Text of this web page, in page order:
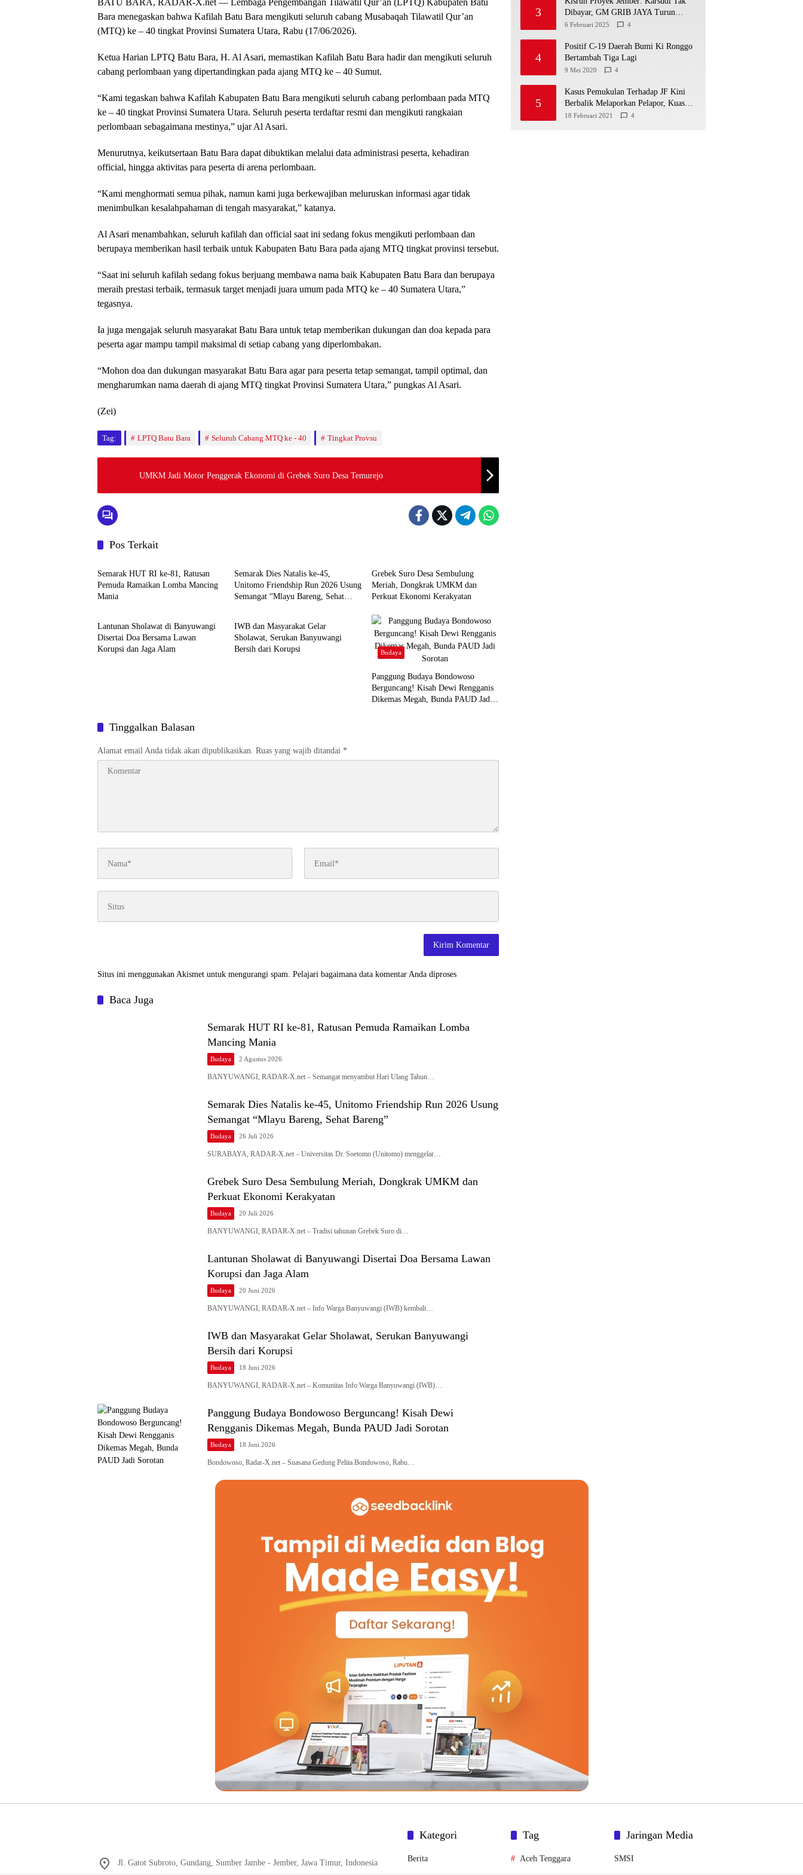
BATU BARA, RADAR-X.net — Lembaga Pengembangan Tilawatil Qur’an (LPTQ) Kabupaten Batu
Bara menegaskan bahwa Kafilah Batu Bara mengikuti seluruh cabang Musabaqah Tilawatil Qur’an
(MTQ) ke – 40 tingkat Provinsi Sumatera Utara, Rabu (17/06/2026).
Ketua Harian LPTQ Batu Bara, H. Al Asari, memastikan Kafilah Batu Bara hadir dan mengikuti seluruh
cabang perlombaan yang dipertandingkan pada ajang MTQ ke – 40 Sumut.
“Kami tegaskan bahwa Kafilah Kabupaten Batu Bara mengikuti seluruh cabang perlombaan pada MTQ
ke – 40 tingkat Provinsi Sumatera Utara. Seluruh peserta terdaftar resmi dan mengikuti rangkaian
perlombaan sebagaimana mestinya,” ujar Al Asari.
Menurutnya, keikutsertaan Batu Bara dapat dibuktikan melalui data administrasi peserta, kehadiran
official, hingga aktivitas para peserta di arena perlombaan.
“Kami menghormati semua pihak, namun kami juga berkewajiban meluruskan informasi agar tidak
menimbulkan kesalahpahaman di tengah masyarakat,” katanya.
Al Asari menambahkan, seluruh kafilah dan official saat ini sedang fokus mengikuti perlombaan dan
berupaya memberikan hasil terbaik untuk Kabupaten Batu Bara pada ajang MTQ tingkat provinsi tersebut.
“Saat ini seluruh kafilah sedang fokus berjuang membawa nama baik Kabupaten Batu Bara dan berupaya
meraih prestasi terbaik, termasuk target menjadi juara umum pada MTQ ke – 40 Sumatera Utara,”
tegasnya.
Ia juga mengajak seluruh masyarakat Batu Bara untuk tetap memberikan dukungan dan doa kepada para
peserta agar mampu tampil maksimal di setiap cabang yang diperlombakan.
“Mohon doa dan dukungan masyarakat Batu Bara agar para peserta tetap semangat, tampil optimal, dan
mengharumkan nama daerah di ajang MTQ tingkat Provinsi Sumatera Utara,” pungkas Al Asari.
(Zei)
Tag: LPTQ Batu Bara Seluruh Cabang MTQ ke - 40 Tingkat Provsu
UMKM Jadi Motor Penggerak Ekonomi di Grebek Suro Desa Temurejo
Pos Terkait
Budaya
Semarak HUT RI ke-81, Ratusan
Pemuda Ramaikan Lomba Mancing
Mania
Semarak Dies Natalis ke-45,
Unitomo Friendship Run 2026 Usung
Semangat “Mlayu Bareng, Sehat
Grebek Suro Desa Sembulung
Meriah, Dongkrak UMKM dan
Perkuat Ekonomi Kerakyatan
Lantunan Sholawat di Banyuwangi
Disertai Doa Bersama Lawan
Korupsi dan Jaga Alam
Budaya
IWB dan Masyarakat Gelar
Sholawat, Serukan Banyuwangi
Bersih dari Korupsi
Budaya
Panggung Budaya Bondowoso
Berguncang! Kisah Dewi Rengganis
Dikemas Megah, Bunda PAUD Jadi
Tinggalkan Balasan
Alamat email Anda tidak akan dipublikasikan. Ruas yang wajib ditandai *
Situs ini menggunakan Akismet untuk mengurangi spam. Pelajari bagaimana data komentar Anda diproses
Baca Juga
Semarak HUT RI ke-81, Ratusan Pemuda Ramaikan Lomba
Mancing Mania
Budaya 2 Agustus 2026
BANYUWANGI, RADAR-X.net – Semangat menyambut Hari Ulang Tahun…
Semarak Dies Natalis ke-45, Unitomo Friendship Run 2026 Usung
Semangat “Mlayu Bareng, Sehat Bareng”
Budaya 26 Juli 2026
SURABAYA, RADAR-X.net – Universitas Dr. Soetomo (Unitomo) menggelar…
Grebek Suro Desa Sembulung Meriah, Dongkrak UMKM dan
Perkuat Ekonomi Kerakyatan
Budaya 20 Juli 2026
BANYUWANGI, RADAR-X.net – Tradisi tahunan Grebek Suro di…
Lantunan Sholawat di Banyuwangi Disertai Doa Bersama Lawan
Korupsi dan Jaga Alam
Budaya 20 Juni 2026
BANYUWANGI, RADAR-X.net – Info Warga Banyuwangi (IWB) kembali…
IWB dan Masyarakat Gelar Sholawat, Serukan Banyuwangi
Bersih dari Korupsi
Budaya 18 Juni 2026
BANYUWANGI, RADAR-X.net – Komunitas Info Warga Banyuwangi (IWB)…
Panggung Budaya Bondowoso Berguncang! Kisah Dewi
Rengganis Dikemas Megah, Bunda PAUD Jadi Sorotan
Budaya 18 Juni 2026
Bondowoso, Radar-X.net – Suasana Gedung Pelita Bondowoso, Rabu…
3
Dibayar, GM GRIB JAYA Turun
Tangan!
6 Februari 2025 4
4
Positif C-19 Daerah Bumi Ki Ronggo
Bertambah Tiga Lagi
9 Mei 2020 4
5
Kasus Pemukulan Terhadap JF Kini
Berbalik Melaporkan Pelapor, Kuasa
Hukum Angkat Bicara
18 Februari 2021 4
Jl. Gatot Subroto, Gundang, Sumber Jambe - Jember, Jawa Timur, Indonesia
Kategori
Berita
Tag
Aceh Tenggara
Jaringan Media
SMSI